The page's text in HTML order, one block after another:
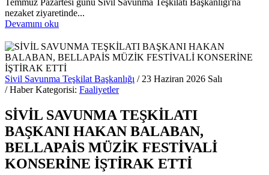
Temmuz Pazartesi günü Sivil Savunma Teşkilatı Başkanlığı'na
nezaket ziyaretinde...
Devamını oku
Sivil Savunma Teşkilat Başkanlığı / 23 Haziran 2026 Salı
/ Haber Kategorisi: Faaliyetler
SİVİL SAVUNMA TEŞKİLATI
BAŞKANI HAKAN BALABAN,
BELLAPAİS MÜZİK FESTİVALİ
KONSERİNE İŞTİRAK ETTİ